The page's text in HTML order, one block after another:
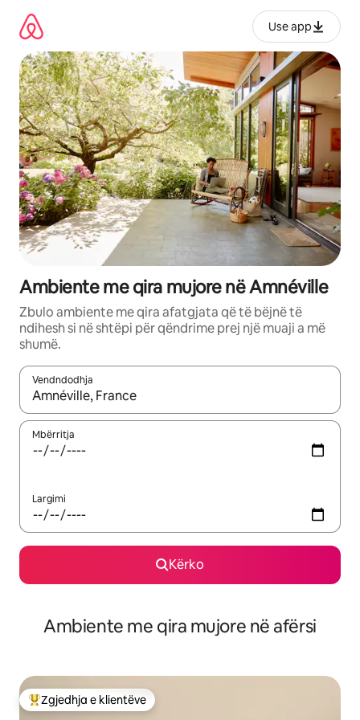
përmbajtja
Use app
Ambiente me qira mujore në Amnéville
Zbulo ambiente me qira afatgjata që të bëjnë të
ndihesh si në shtëpi për qëndrime prej një muaji a më
shumë.
Vendndodhja
Kur rezultatet të jenë të disponueshme, lëviz me butonat e
Mbërritja
Largimi
Kërko
Ambiente me qira mujore në afërsi
Më të mirat e zgjedhjeve të klientëve
Zgjedhja e klientëve